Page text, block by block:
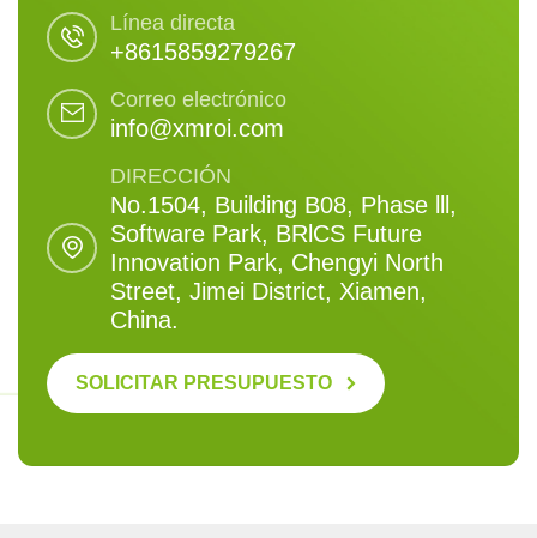
Línea directa
+8615859279267
Correo electrónico
info@xmroi.com
DIRECCIÓN
No.1504, Building B08, Phase lll,
Software Park, BRlCS Future
Innovation Park, Chengyi North
Street, Jimei District, Xiamen,
China.
SOLICITAR PRESUPUESTO